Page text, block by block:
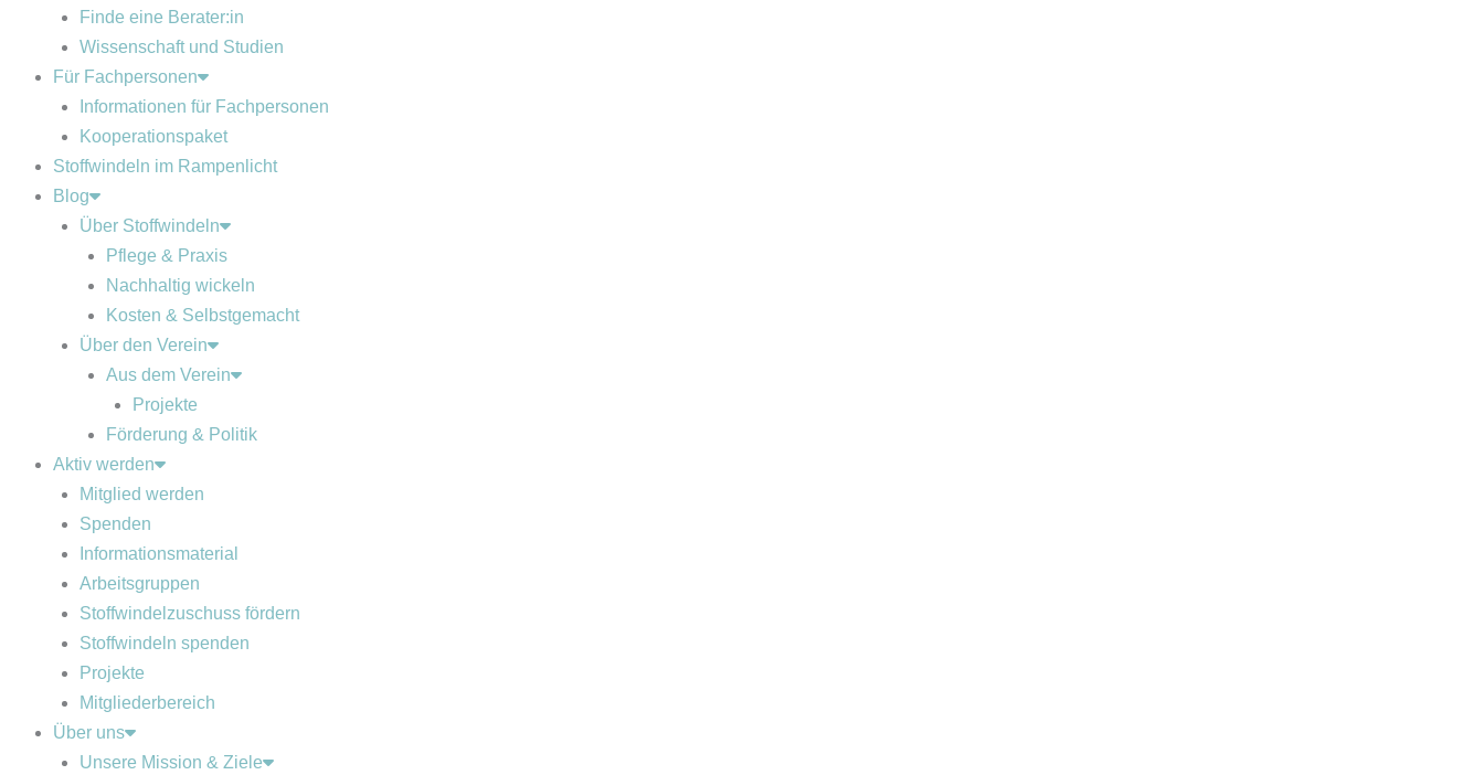
Finde eine Berater:in
Wissenschaft und Studien
Für Fachpersonen
Informationen für Fachpersonen
Kooperationspaket
Stoffwindeln im Rampenlicht
Blog
Über Stoffwindeln
Pflege & Praxis
Nachhaltig wickeln
Kosten & Selbstgemacht
Über den Verein
Aus dem Verein
Projekte
Förderung & Politik
Aktiv werden
Mitglied werden
Spenden
Informationsmaterial
Arbeitsgruppen
Stoffwindelzuschuss fördern
Stoffwindeln spenden
Projekte
Mitgliederbereich
Über uns
Unsere Mission & Ziele